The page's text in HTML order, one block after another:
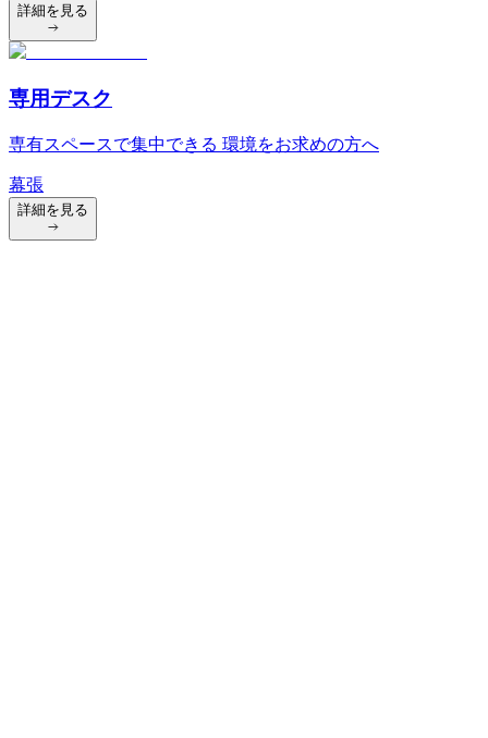
詳細を見る
専用デスク
専有スペースで集中できる 環境をお求めの方へ
幕張
詳細を見る